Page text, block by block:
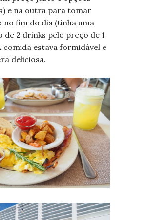
e na outra para tomar
no fim do dia (tinha uma
de 2 drinks pelo preço de 1
comida estava formidável e
deliciosa.